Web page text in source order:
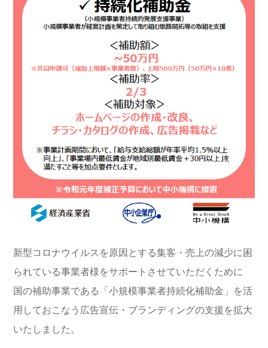
新型コロナウイルスを原因とする集客・売上の減少に困
られている事業者様をサポートさせていただくために
国の補助事業である「小規模事業者持続化補助金」を活
用しておこなう広告宣伝・ブランディングの支援を拡大
いたしました。